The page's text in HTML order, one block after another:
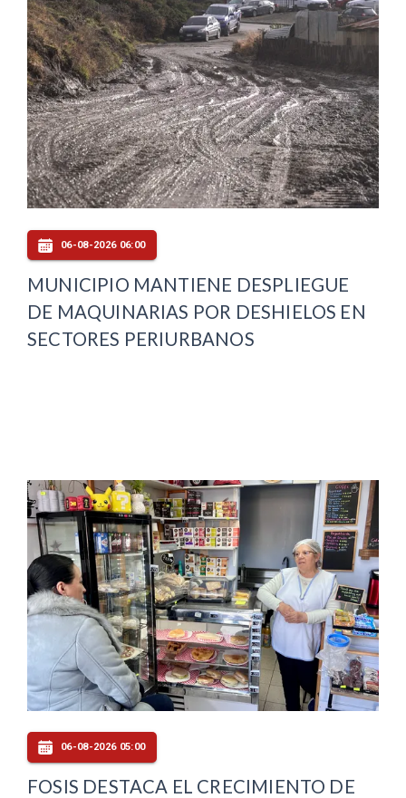
06-08-2026 06:00
MUNICIPIO MANTIENE DESPLIEGUE
DE MAQUINARIAS POR DESHIELOS EN
SECTORES PERIURBANOS
06-08-2026 05:00
FOSIS DESTACA EL CRECIMIENTO DE